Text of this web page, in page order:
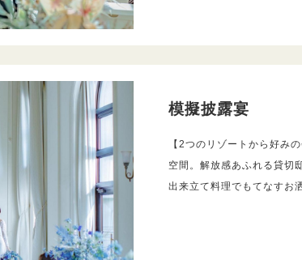
模擬披露宴
【2つのリゾートから好み
空間。解放感あふれる貸切
出来立て料理でもてなすお